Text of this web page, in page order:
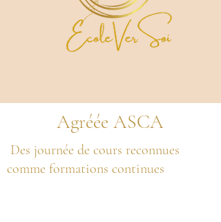
Agréée ASCA
Des journée de cours reconnues
comme formations continues